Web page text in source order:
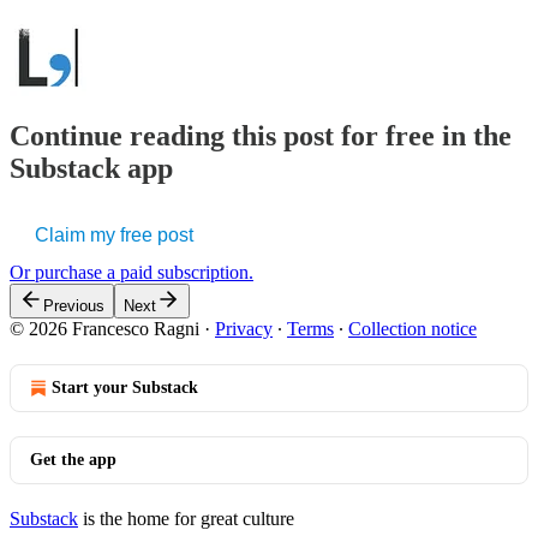
Continue reading this post for free in the
Substack app
Claim my free post
Or purchase a paid subscription.
Previous Next
© 2026 Francesco Ragni · Privacy ∙ Terms ∙ Collection notice
Start your Substack
Get the app
Substack is the home for great culture